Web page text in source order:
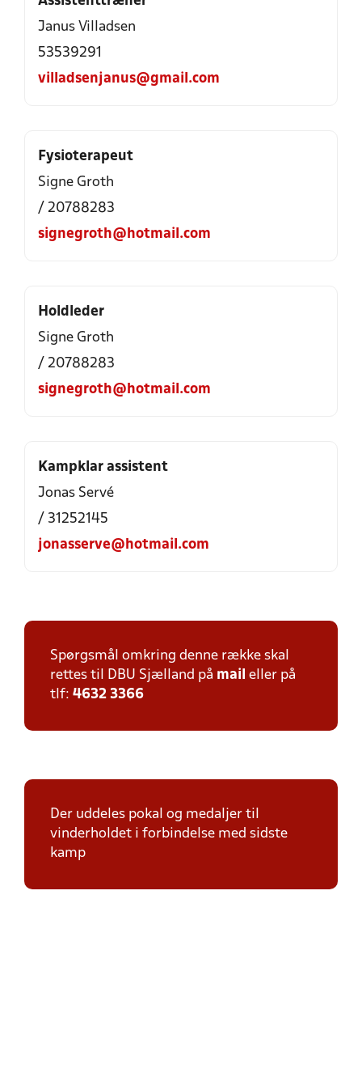
Janus Villadsen
53539291
villadsenjanus@gmail.com
Fysioterapeut
Signe Groth
/ 20788283
signegroth@hotmail.com
Holdleder
Signe Groth
/ 20788283
signegroth@hotmail.com
Kampklar assistent
Jonas Servé
/ 31252145
jonasserve@hotmail.com
Spørgsmål omkring denne række skal
rettes til DBU Sjælland på mail eller på
tlf: 4632 3366
Der uddeles pokal og medaljer til
vinderholdet i forbindelse med sidste
kamp